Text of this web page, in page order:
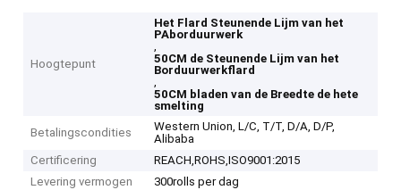
Hoogtepunt
Het Flard Steunende Lijm van het
PAborduurwerk
,
50CM de Steunende Lijm van het
Borduurwerkflard
,
50CM bladen van de Breedte de hete
smelting
Betalingscondities
Western Union, L/C, T/T, D/A, D/P,
Alibaba
Certificering
REACH,ROHS,ISO9001:2015
Levering vermogen
300rolls per dag